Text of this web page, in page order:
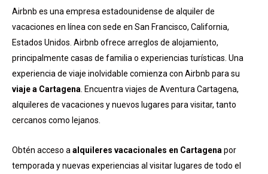
Airbnb es una empresa estadounidense de alquiler de
vacaciones en línea con sede en San Francisco, California,
Estados Unidos. Airbnb ofrece arreglos de alojamiento,
principalmente casas de familia o experiencias turísticas. Una
experiencia de viaje inolvidable comienza con Airbnb para su
viaje a Cartagena . Encuentra viajes de Aventura Cartagena,
alquileres de vacaciones y nuevos lugares para visitar, tanto
cercanos como lejanos.
Obtén acceso a alquileres vacacionales en Cartagena por
temporada y nuevas experiencias al visitar lugares de todo el